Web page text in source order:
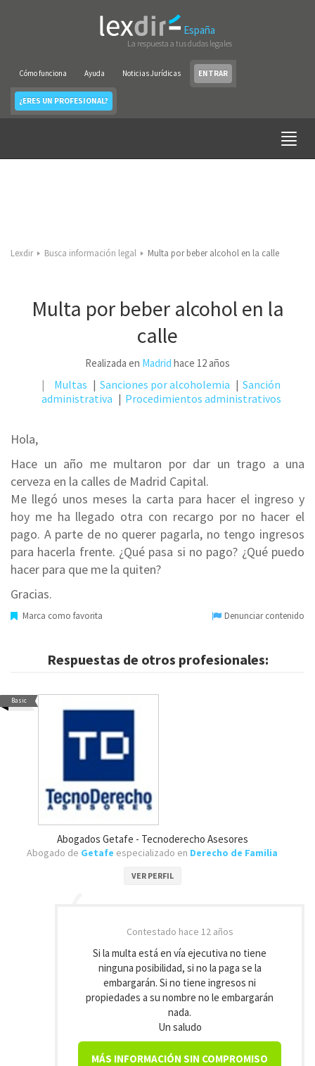
España
La respuesta a tus dudas legales
Cómo funciona Ayuda Noticias Jurídicas ENTRAR
¿ERES UN PROFESIONAL?
Lexdir Busca información legal Multa por beber alcohol en la calle
Multa por beber alcohol en la
calle
Realizada en Madrid hace 12 años
Multas Sanciones por alcoholemia
Sanción
administrativa
Procedimientos administrativos
Hola,
Hace un año me multaron por dar un trago a una
cerveza en la calles de Madrid Capital.
Me llegó unos meses la carta para hacer el ingreso y
hoy me ha llegado otra con recargo por no hacer el
pago. A parte de no querer pagarla, no tengo ingresos
para hacerla frente. ¿Qué pasa si no pago? ¿Qué puedo
hacer para que me la quiten?
Gracias.
Marca como favorita Denunciar contenido
Respuestas de otros profesionales:
Basic
Abogados Getafe - Tecnoderecho Asesores
Abogado de Getafe especializado en Derecho de Familia
VER PERFIL
Contestado hace 12 años
Si la multa está en vía ejecutiva no tiene
ninguna posibilidad, si no la paga se la
embargarán. Si no tiene ingresos ni
propiedades a su nombre no le embargarán
nada.
Un saludo
MÁS INFORMACIÓN SIN COMPROMISO